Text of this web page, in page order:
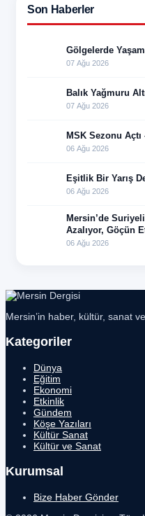
Son Haberler
Gölgelerde
07 Ağu 2026
Balık Yağmuru
07 Ağu 2026
MSK Sezonu
06 Ağu 2026
Eşitlik Bir Yarış
06 Ağu 2026
Mersin’de
Azalıyor, Göçün
06 Ağu 2026
Mersin’in haber, kültür, sanat
Kategoriler
Dünya
Eğitim
Ekonomi
Etkinlik
Gündem
Köşe Yazıları
Kültür Sanat
Kültür ve Sanat
Kurumsal
Bize Haber Gönder